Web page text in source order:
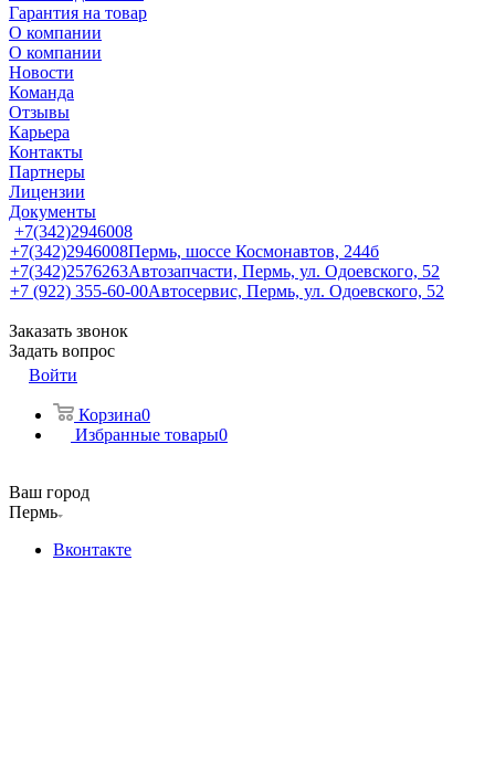
Гарантия на товар
О компании
О компании
Новости
Команда
Отзывы
Карьера
Контакты
Партнеры
Лицензии
Документы
+7(342)2946008
+7(342)2946008Пермь, шоссе Космонавтов, 244б
+7(342)2576263Автозапчасти, Пермь, ул. Одоевского, 52
+7 (922) 355-60-00Автосервис, Пермь, ул. Одоевского, 52
Заказать звонок
Задать вопрос
Войти
Корзина0
Избранные товары0
Ваш город
Пермь
Вконтакте